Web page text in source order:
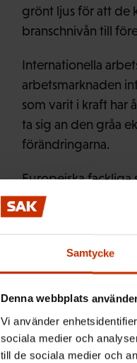
Samtycke
Denna webbplats
Vi använder
sociala medier och
till de sociala medier och
grönt ljus för att de
branschnivån till
Internationella
arbetsmarknaden
som varit i kraft har
ta sig an den gråa
förändringarna.
Europeiska fackliga
institutioner, bland
verkligen
krisländerna.
Om detta inte
grundläggande
grundläggande